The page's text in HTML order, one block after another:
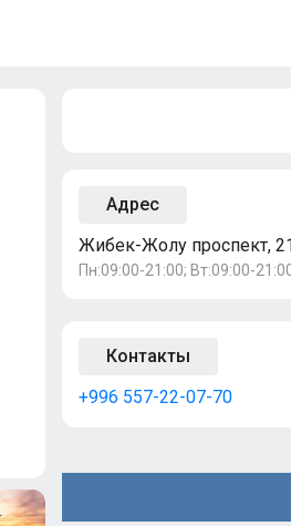
Адрес
Жибек-Жолу проспект,
Пн:09:00-21:00; Вт:09:00-
Контакты
+996 557-22-07-70